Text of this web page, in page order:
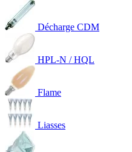
Décharge CDM
HPL-N / HQL
Flame
Liasses